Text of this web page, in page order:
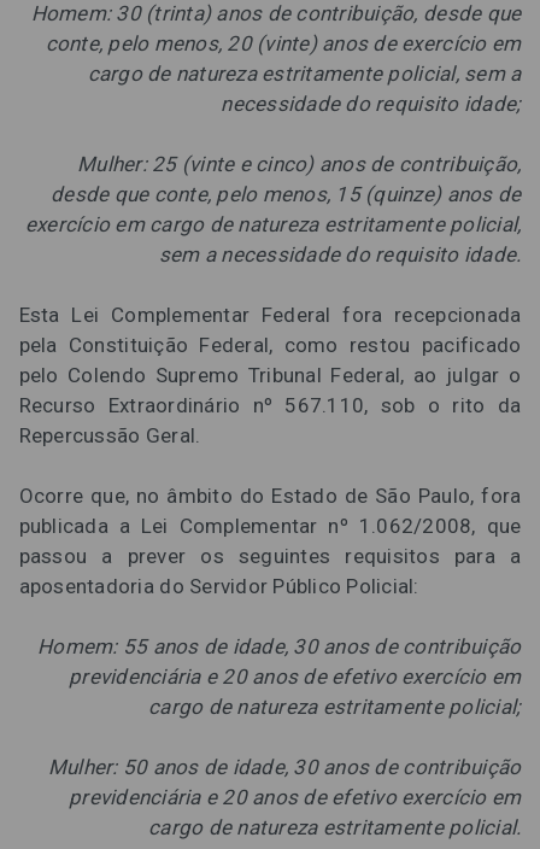
Homem: 30 (trinta) anos de contribuição, desde que
conte, pelo menos, 20 (vinte) anos de exercício em
cargo de natureza estritamente policial, sem a
necessidade do requisito idade;
Mulher: 25 (vinte e cinco) anos de contribuição,
desde que conte, pelo menos, 15 (quinze) anos de
exercício em cargo de natureza estritamente policial,
sem a necessidade do requisito idade.
Esta Lei Complementar Federal fora recepcionada
pela Constituição Federal, como restou pacificado
pelo Colendo Supremo Tribunal Federal, ao julgar o
Recurso Extraordinário nº 567.110, sob o rito da
Repercussão Geral.
Ocorre que, no âmbito do Estado de São Paulo, fora
publicada a Lei Complementar nº 1.062/2008, que
passou a prever os seguintes requisitos para a
aposentadoria do Servidor Público Policial:
Homem: 55 anos de idade, 30 anos de contribuição
previdenciária e 20 anos de efetivo exercício em
cargo de natureza estritamente policial;
Mulher: 50 anos de idade, 30 anos de contribuição
previdenciária e 20 anos de efetivo exercício em
cargo de natureza estritamente policial.